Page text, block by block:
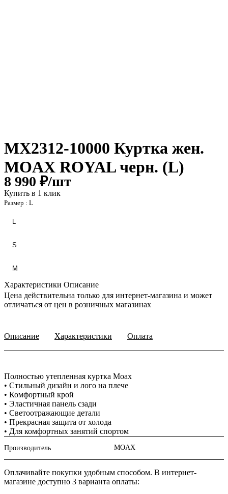
MX2312-10000 Куртка жен.
MOAX ROYAL черн. (L)
8 990 ₽/шт
Купить в 1 клик
Размер : L
L
S
М
Характеристики Описание
Цена действительна только для интернет-магазина и может
отличаться от цен в розничных магазинах
Описание Характеристики Оплата
Полностью утепленная куртка Moax
• Стильный дизайн и лого на плече
• Комфортный крой
• Эластичная панель сзади
• Светоотражающие детали
• Прекрасная защита от холода
• Для комфортных занятий спортом
Производитель MOAX
Оплачивайте покупки удобным способом. В интернет-
магазине доступно 3 варианта оплаты: